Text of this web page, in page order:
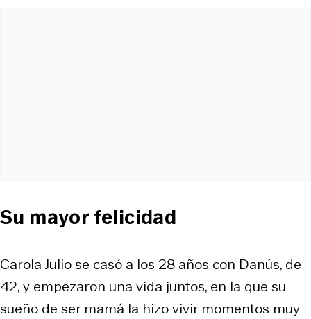
Su mayor felicidad
Carola Julio se casó a los 28 años con Danús, de
42, y empezaron una vida juntos, en la que su
sueño de ser mamá la hizo vivir momentos muy